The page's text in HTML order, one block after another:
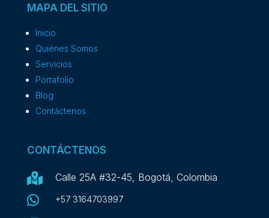
MAPA DEL SITIO
Inicio
Quiénes Somos
Servicios
Portafolio
Blog
Contáctenos
CONTÁCTENOS
 Calle 25A #32-45, Bogotá, Colombia
 +57 3164703997